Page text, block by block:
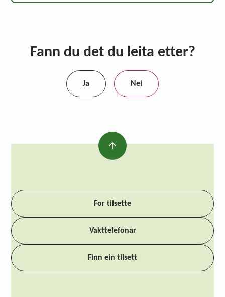
Fann du det du leita etter?
Ja Nei
For tilsette
Vakttelefonar
Finn ein tilsett